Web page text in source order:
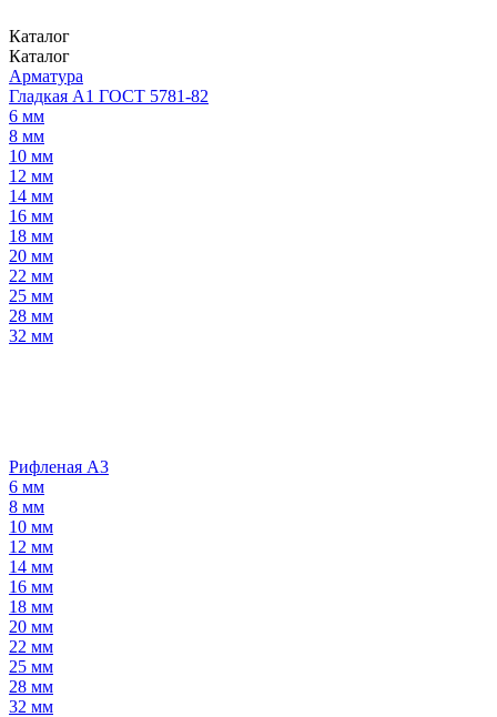
Каталог
Каталог
Арматура
Гладкая А1 ГОСТ 5781-82
6 мм
8 мм
10 мм
12 мм
14 мм
16 мм
18 мм
20 мм
22 мм
25 мм
28 мм
32 мм
Рифленая А3
6 мм
8 мм
10 мм
12 мм
14 мм
16 мм
18 мм
20 мм
22 мм
25 мм
28 мм
32 мм